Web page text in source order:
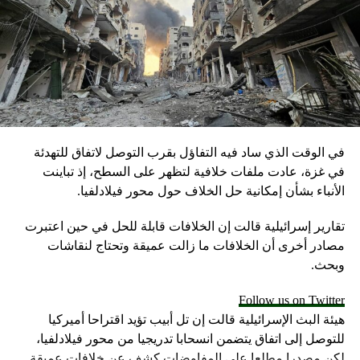
RELATED TOPICS:
UP
يظهر لحظة دخول خاشقجي إلى القنصلية السعودية
DON'T MISS
أعرفه
في الوقت الذي ساد فيه التفاؤل بقرب التوصل لاتفاق للتهدئة
في غزة، عادت ملفات خلافية لتظهر على السطح، إذ تباينت
الأنباء بشأن إمكانية حل الخلاف حول محور فيلادلفيا.
تقارير إسرائيلية قالت إن الخلافات قابلة للحل في حين اعتبرت
مصادر أخرى أن الخلافات ما زالت عميقة وتحتاج لنقاشات
وبحث.
Follow us on Twitter
هيئة البث الإسرائيلية قالت إن تل أبيب تؤيد اقتراحا أميركيا
للتوصل إلى اتفاق يتضمن انسحابا تدريجيا من محور فيلادلفيا،